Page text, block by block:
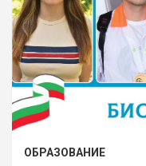
ОБРАЗОВАНИЕ